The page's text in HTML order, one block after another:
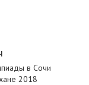
в Сочи
2018